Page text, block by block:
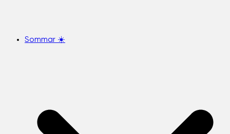
Sommar ☀️